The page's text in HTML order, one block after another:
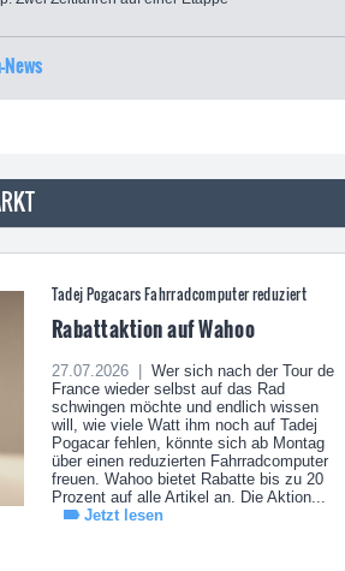
Tadej Pogacars Fahrradcomputer reduziert
Rabattaktion auf Wahoo
27.07.2026 |
Wer sich nach der Tour de
France wieder selbst auf das Rad
schwingen möchte und endlich wissen
will, wie viele Watt ihm noch auf Tadej
Pogacar fehlen, könnte sich ab Montag
über einen reduzierten Fahrradcomputer
freuen. Wahoo bietet Rabatte bis zu 20
Prozent auf alle Artikel an. Die Aktion...
Jetzt lesen